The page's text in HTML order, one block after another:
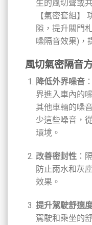
生的風切聲或
【氣密套組】
隙，提升關門
噪隔音效果)，
風切氣密隔音
降低外界噪音
界進入車內的
其他車輛的噪
少這些噪音，
環境。
改善密封性：
防止雨水和灰
效果。
提升駕駛舒適
駕駛和乘坐的